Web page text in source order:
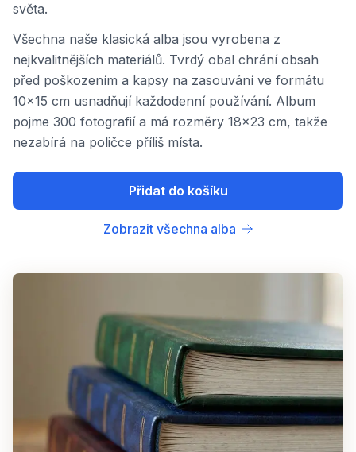
světa.
Všechna naše klasická alba jsou vyrobena z
nejkvalitnějších materiálů. Tvrdý obal chrání obsah
před poškozením a kapsy na zasouvání ve formátu
10x15 cm usnadňují každodenní používání. Album
pojme 300 fotografií a má rozměry 18x23 cm, takže
nezabírá na poličce příliš místa.
Přidat do košíku
Zobrazit všechna alba